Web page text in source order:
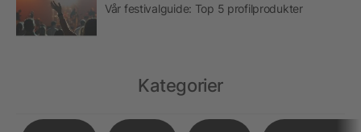
Vår festivalguide: Top 5 profilprodukter
Kategorier